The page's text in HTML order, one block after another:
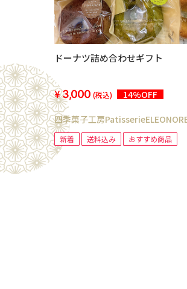
ドーナツ詰め合わせギフト
3,000 (税込) 14%OFF
四季菓子工房
新着 送料込み おすすめ商品